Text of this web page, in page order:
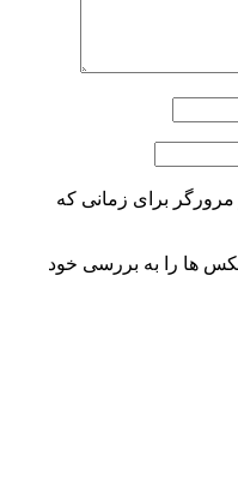
مرورگر برای زمانی که
عکس ها را به بررسی خود